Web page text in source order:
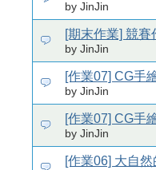
by JinJin
[期末作業] 競
by JinJin
[作業07] CG手
by JinJin
[作業07] CG手
by JinJin
[作業06] 大自